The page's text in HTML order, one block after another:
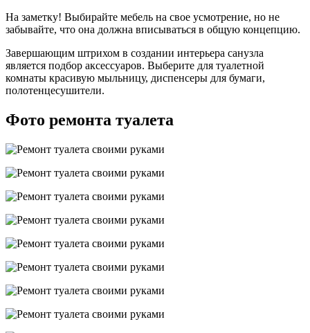
На заметку! Выбирайте мебель на свое усмотрение, но не
забывайте, что она должна вписываться в общую концепцию.
Завершающим штрихом в создании интерьера санузла
является подбор аксессуаров. Выберите для туалетной
комнаты красивую мыльницу, диспенсеры для бумаги,
полотенцесушители.
Фото ремонта туалета